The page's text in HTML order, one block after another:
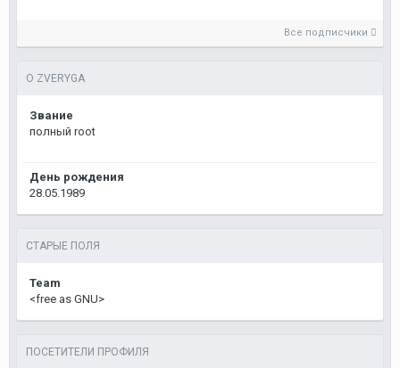
Все подписчики
О ZVERYGA
Звание
полный root
День рождения
28.05.1989
СТАРЫЕ ПОЛЯ
Team
<free as GNU>
ПОСЕТИТЕЛИ ПРОФИЛЯ